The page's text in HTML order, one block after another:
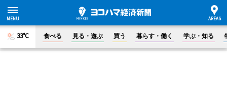
33°C 食べる 見る・遊ぶ 買う 暮らす・働く 学ぶ・知る